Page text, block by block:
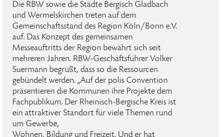
Die RBW sowie die Städte Bergisch Gladbach
und Wermelskirchen treten auf dem
Gemeinschaftsstand des Region Köln/Bonn e.V.
auf. Das Konzept des gemeinsamen
Messeauftritts der Region bewährt sich seit
mehreren Jahren. RBW-Geschäftsführer Volker
Suermann begrüßt, dass so die Ressourcen
gebündelt werden. „Auf der polis Convention
präsentieren die Kommunen ihre Projekte dem
Fachpublikum. Der Rheinisch-Bergische Kreis ist
ein attraktiver Standort für viele Themen rund
um Gewerbe,
Wohnen, Bildung und Freizeit. Und er hat